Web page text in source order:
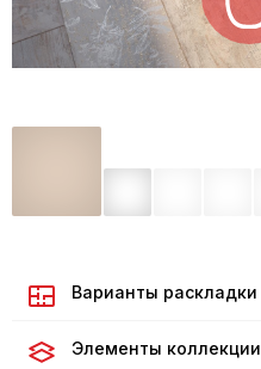
Варианты раскладки
Элементы коллекции